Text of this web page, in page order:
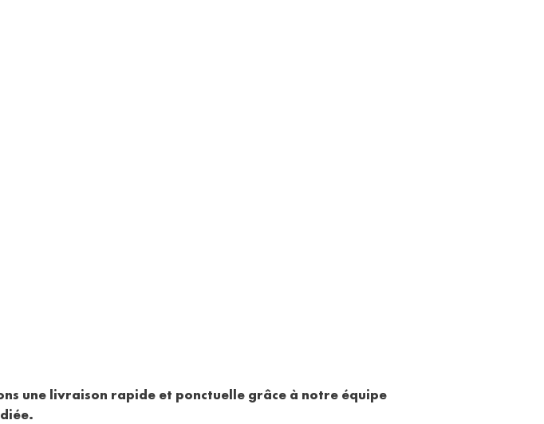
une livraison rapide et ponctuelle grâce à notre équipe